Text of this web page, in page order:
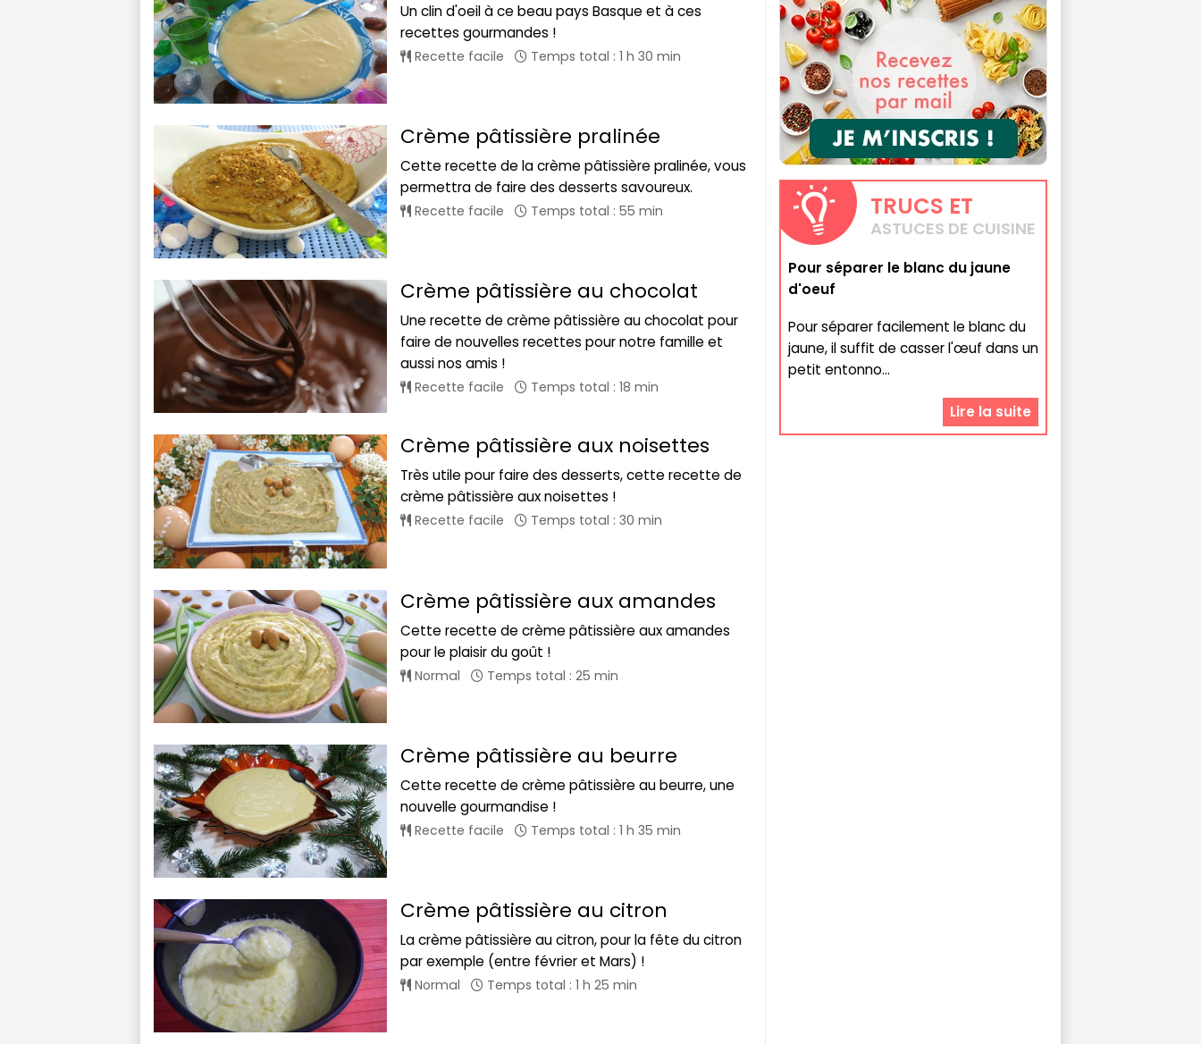
Un clin d'oeil à ce beau pays Basque et à ces
recettes gourmandes !
Recette facile Temps total : 1 h 30 min
Crème pâtissière pralinée
Cette recette de la crème pâtissière pralinée, vous
permettra de faire des desserts savoureux.
Recette facile Temps total : 55 min
Crème pâtissière au chocolat
Une recette de crème pâtissière au chocolat pour
faire de nouvelles recettes pour notre famille et
aussi nos amis !
Recette facile Temps total : 18 min
Crème pâtissière aux noisettes
Très utile pour faire des desserts, cette recette de
crème pâtissière aux noisettes !
Recette facile Temps total : 30 min
Crème pâtissière aux amandes
Cette recette de crème pâtissière aux amandes
pour le plaisir du goût !
Normal Temps total : 25 min
Crème pâtissière au beurre
Cette recette de crème pâtissière au beurre, une
nouvelle gourmandise !
Recette facile Temps total : 1 h 35 min
Crème pâtissière au citron
La crème pâtissière au citron, pour la fête du citron
par exemple (entre février et Mars) !
Normal Temps total : 1 h 25 min
TRUCS ET
ASTUCES DE CUISINE
Pour séparer le blanc du jaune
d'oeuf
Pour séparer facilement le blanc du
jaune, il suffit de casser l'œuf dans un
petit entonno...
Lire la suite